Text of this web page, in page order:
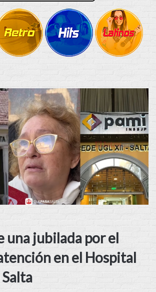
una jubilada por el
en el Hospital